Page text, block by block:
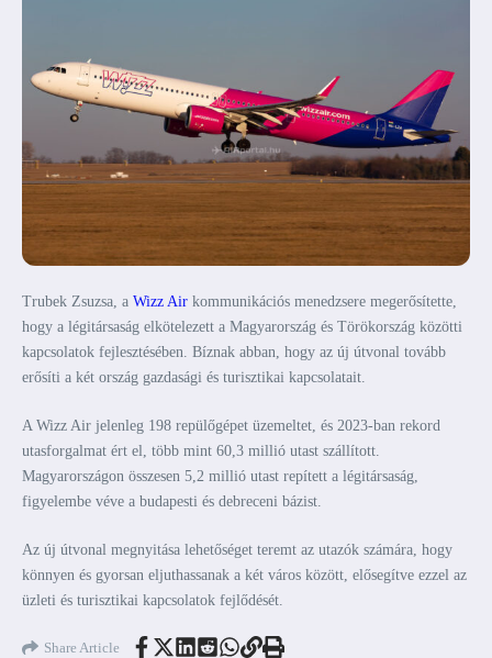
Trubek Zsuzsa, a Wizz Air kommunikációs menedzsere megerősítette,
hogy a légitársaság elkötelezett a Magyarország és Törökország közötti
kapcsolatok fejlesztésében. Bíznak abban, hogy az új útvonal tovább
erősíti a két ország gazdasági és turisztikai kapcsolatait.
A Wizz Air jelenleg 198 repülőgépet üzemeltet, és 2023-ban rekord
utasforgalmat ért el, több mint 60,3 millió utast szállított.
Magyarországon összesen 5,2 millió utast repített a légitársaság,
figyelembe véve a budapesti és debreceni bázist.
Az új útvonal megnyitása lehetőséget teremt az utazók számára, hogy
könnyen és gyorsan eljuthassanak a két város között, elősegítve ezzel az
üzleti és turisztikai kapcsolatok fejlődését.
Share Article